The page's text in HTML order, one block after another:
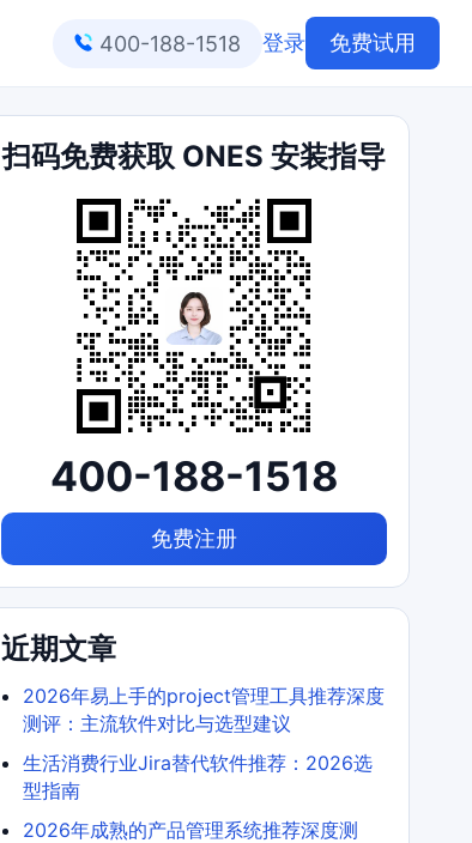
400-188-1518 登录 免费试用
扫码免费获取 ONES 安装指导
400-188-1518
免费注册
近期文章
2026年易上手的project管理工具推荐深度
测评：主流软件对比与选型建议
生活消费行业Jira替代软件推荐：2026选
型指南
2026年成熟的产品管理系统推荐深度测